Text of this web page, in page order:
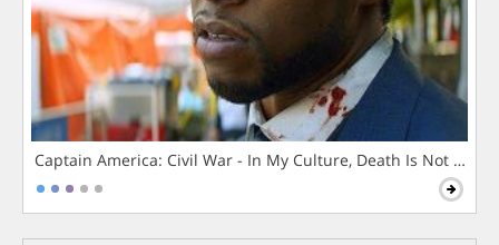
Captain America: Civil War - In My Culture, Death Is Not The